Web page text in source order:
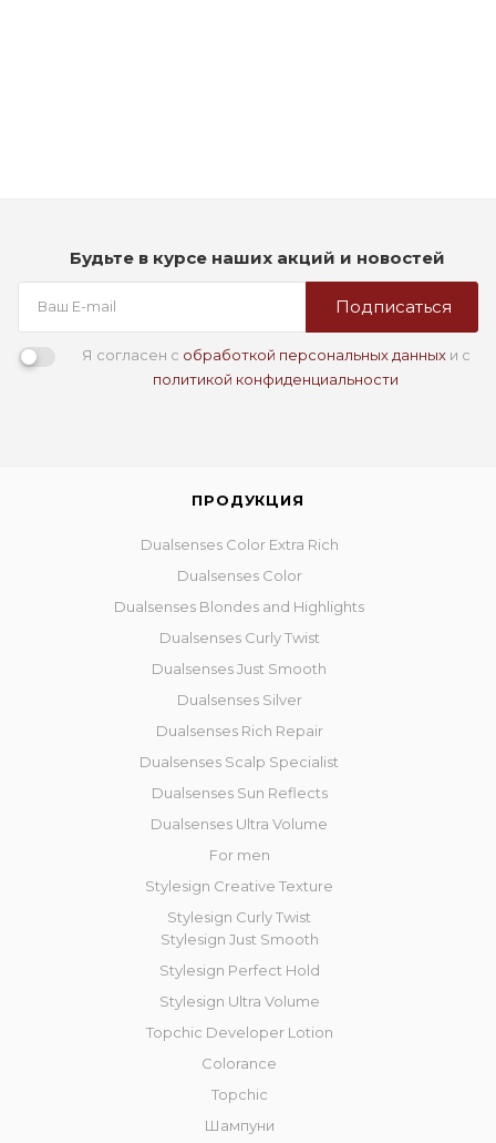
Будьте в курсе наших акций и новостей
Подписаться
Я согласен с обработкой персональных данныхи с
политикой конфиденциальности
ПРОДУКЦИЯ
Dualsenses Color Extra Rich
Dualsenses Color
Dualsenses Blondes and Highlights
Dualsenses Curly Twist
Dualsenses Just Smooth
Dualsenses Silver
Dualsenses Rich Repair
Dualsenses Scalp Specialist
Dualsenses Sun Reflects
Dualsenses Ultra Volume
For men
Stylesign Creative Texture
Stylesign Curly Twist
Stylesign Just Smooth
Stylesign Perfect Hold
Stylesign Ultra Volume
Topchic Developer Lotion
Colorance
Topchic
Шампуни